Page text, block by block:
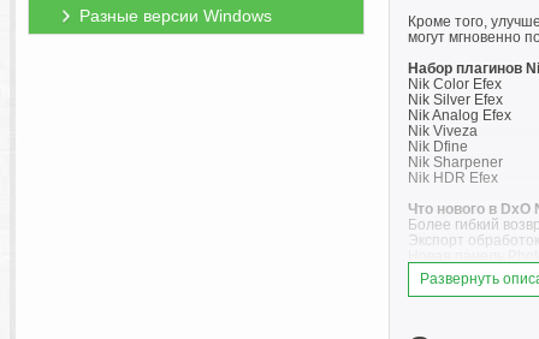
Разные версии Windows
Кроме того,
могут мгновенно
Набор плагинов
Nik Color Efex
Nik Silver Efex
Nik Analog Efex
Nik Viveza
Nik Dfine
Nik Sharpener
Nik HDR Efex
Что нового в DxO
Более гибкий
Экспорт
Новые цветовые
Функция
Цветное
Развернуть